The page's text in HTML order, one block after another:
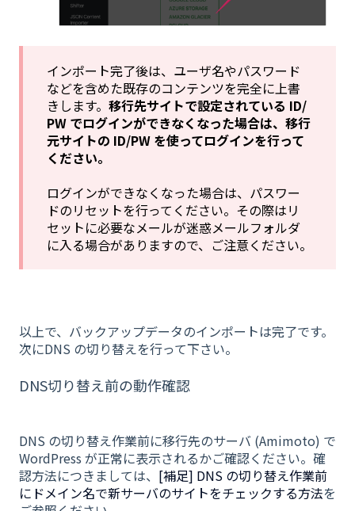
インポート完了後は、ユーザ名やパスワード
などを含めた既存のコンテンツを完全に上書
きします。 移行先サイトで設定されている ID/
PW でログインができなくなった場合は、移行
元サイトの ID/PW を使ってログインを行って
ください。
ログインができなくなった場合は、パスワー
ドのリセットを行ってください。その際はリ
セットに必要なメールが迷惑メールフォルダ
に入る場合がありますので、ご注意ください。
以上で、バックアップデータのインポートは完了です。
次にDNS の切り替えを行って下さい。
DNS切り替え前の動作確認
DNS の切り替え作業前に移行先のサーバ (Amimoto) で
WordPress が正常に表示されるかご確認ください。確
認方法につきましては、 [補足] DNS の切り替え作業前
にドメイン名で新サーバのサイトをチェックする方法を